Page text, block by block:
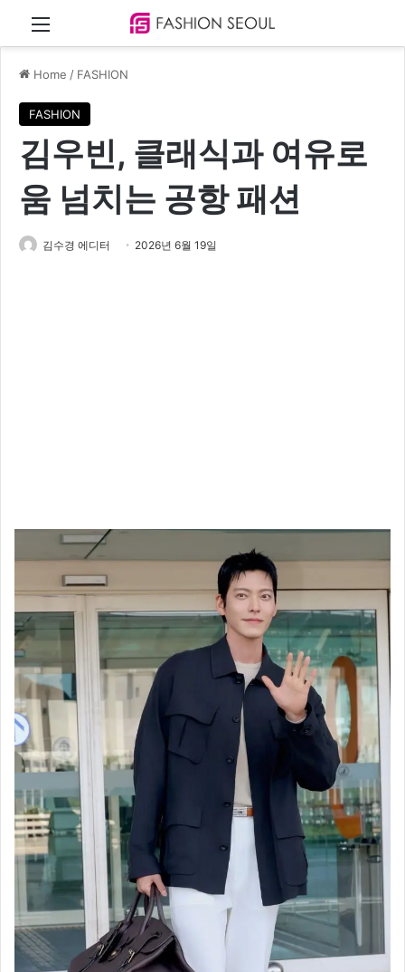
Menu
Home / FASHION
FASHION
김우빈, 클래식과 여유로
움 넘치는 공항 패션
김수경 에디터 2026년 6월 19일